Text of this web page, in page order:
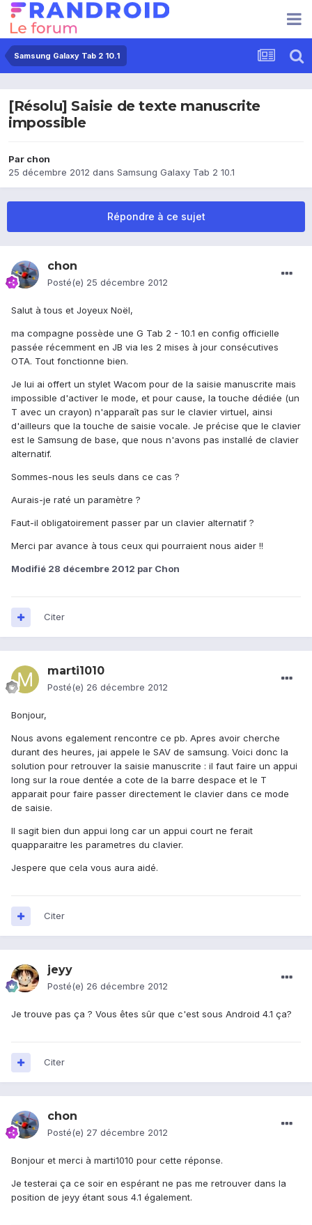
Samsung Galaxy Tab 2 10.1
[Résolu] Saisie de texte manuscrite
impossible
Par chon
25 décembre 2012 dans Samsung Galaxy Tab 2 10.1
Répondre à ce sujet
chon
Posté(e) 25 décembre 2012
Salut à tous et Joyeux Noël,
ma compagne possède une G Tab 2 - 10.1 en config officielle
passée récemment en JB via les 2 mises à jour consécutives
OTA. Tout fonctionne bien.
Je lui ai offert un stylet Wacom pour de la saisie manuscrite mais
impossible d'activer le mode, et pour cause, la touche dédiée (un
T avec un crayon) n'apparaît pas sur le clavier virtuel, ainsi
d'ailleurs que la touche de saisie vocale. Je précise que le clavier
est le Samsung de base, que nous n'avons pas installé de clavier
alternatif.
Sommes-nous les seuls dans ce cas ?
Aurais-je raté un paramètre ?
Faut-il obligatoirement passer par un clavier alternatif ?
Merci par avance à tous ceux qui pourraient nous aider !!
Modifié 28 décembre 2012 par Chon
Citer
marti1010
Posté(e) 26 décembre 2012
Bonjour,
Nous avons egalement rencontre ce pb. Apres avoir cherche
durant des heures, jai appele le SAV de samsung. Voici donc la
solution pour retrouver la saisie manuscrite : il faut faire un appui
long sur la roue dentée a cote de la barre despace et le T
apparait pour faire passer directement le clavier dans ce mode
de saisie.
Il sagit bien dun appui long car un appui court ne ferait
quapparaitre les parametres du clavier.
Jespere que cela vous aura aidé.
Citer
jeyy
Posté(e) 26 décembre 2012
Je trouve pas ça ? Vous êtes sûr que c'est sous Android 4.1 ça?
Citer
chon
Posté(e) 27 décembre 2012
Bonjour et merci à marti1010 pour cette réponse.
Je testerai ça ce soir en espérant ne pas me retrouver dans la
position de jeyy étant sous 4.1 également.